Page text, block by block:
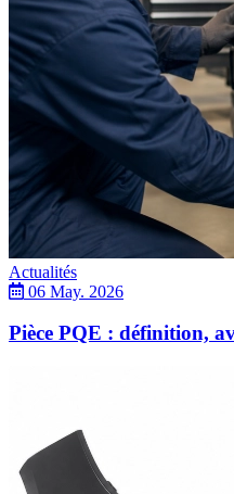
Actualités
06 May. 2026
Pièce PQE : définition,